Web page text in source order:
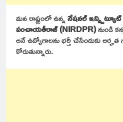
మన రాష్ట్రంలో ఉన్ననేషనల్
పంచాయతీరాజ్ (NIRDPR)నుండి
అనే ఉద్యోగాలను భర్తీ చేసేందుకు అర్హత
కోరుతున్నారు.